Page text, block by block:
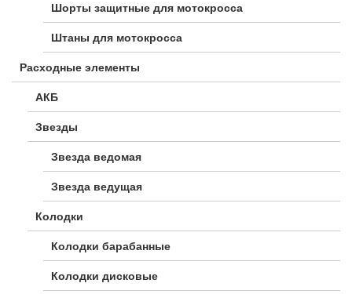
Шорты защитные для мотокросса
Штаны для мотокросса
Расходные элементы
АКБ
Звезды
Звезда ведомая
Звезда ведущая
Колодки
Колодки барабанные
Колодки дисковые